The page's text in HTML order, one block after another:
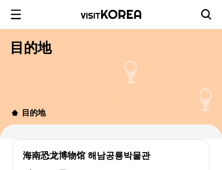
目的地
目的地
海南恐龙博物馆 해남공룡박물관